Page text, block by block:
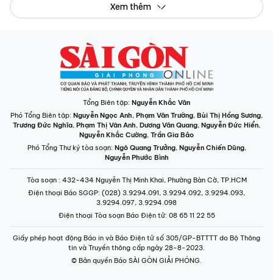
Xem thêm
Tổng Biên tập: Nguyễn Khắc Văn
Phó Tổng Biên tập: Nguyễn Ngọc Anh, Phạm Văn Trường, Bùi Thị Hồng Sương,
Trương Đức Nghĩa, Phạm Thị Vân Anh, Dương Văn Quang, Nguyễn Đức Hiển,
Nguyễn Khắc Cường, Trần Gia Bảo
Phó Tổng Thư ký tòa soạn: Ngô Quang Trưởng, Nguyễn Chiến Dũng,
Nguyễn Phước Bình
Tòa soạn : 432-434 Nguyễn Thị Minh Khai, Phường Bàn Cờ, TP.HCM
Điện thoại Báo SGGP: (028) 3.9294.091, 3.9294.092, 3.9294.093,
3.9294.097, 3.9294.098
Điện thoại Tòa soạn Báo Điện tử: 08 65 11 22 55
Giấy phép hoạt động Báo in và Báo Điện tử số 305/GP-BTTTT do Bộ Thông
tin và Truyền thông cấp ngày 28-8-2023.
© Bản quyền Báo SÀI GÒN GIẢI PHÓNG.